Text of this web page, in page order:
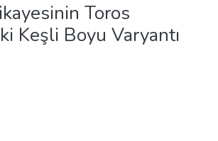
Toros
Keşli Boyu Varyantı